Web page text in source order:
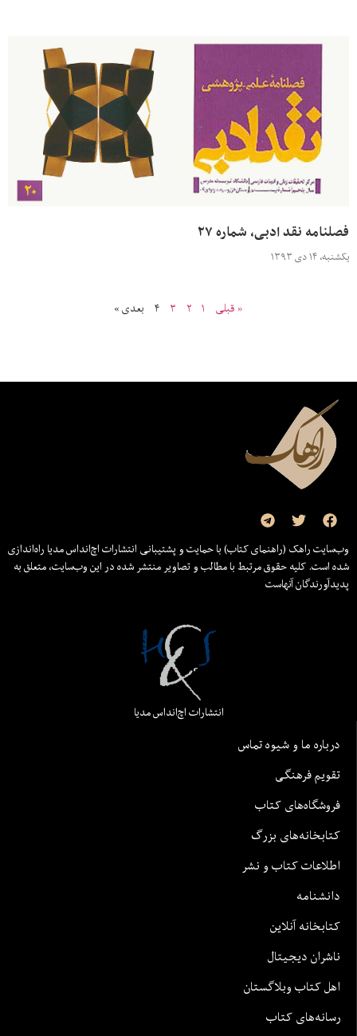
فصلنامه نقد ادبی، شماره ۲۷
یکشنبه، ۱۴ دی ۱۳۹۳
« قبلی ۱ ۲ ۳ ۴ بعدی »
وب‌سایت راهک (راهنمای کتاب) با حمایت و پشتیبانی انتشارات اچ‌اند‌اس مدیا راه‌اندازی
شده است. کلیه حقوق مرتبط با مطالب و تصاویر منتشر شده در این وب‌سایت، متعلق به
پدیدآورندگان آنهاست
انتشارات اچ‌اند‌اس مدیا
درباره ما و شیوه تماس
تقویم فرهنگی
فروشگاه‌های کتاب
کتابخانه‌های بزرگ
اطلاعات کتاب و نشر
دانشنامه
کتابخانه آنلاین
ناشران دیجیتال
اهل کتاب وبلاگستان
رسانه‌های کتاب